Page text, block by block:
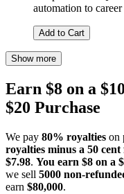
automation to
Add to Cart
Show more
Earn $8 on a
$20 Purchase
We pay 80% royalties on
royalties minus a 50 cent
$7.98. You earn $8 on a
we sell 5000 non-
earn $80,000.